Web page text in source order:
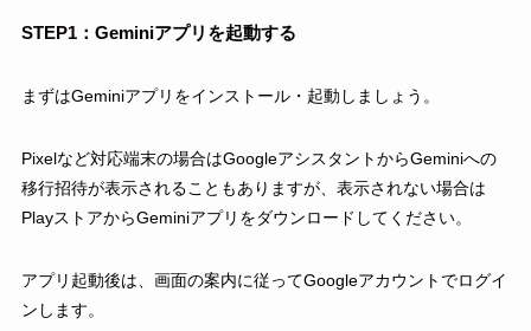
STEP1：Geminiアプリを起動する
まずはGeminiアプリをインストール・起動しましょう。
Pixelなど対応端末の場合はGoogleアシスタントからGeminiへの
移行招待が表示されることもありますが、表示されない場合は
PlayストアからGeminiアプリをダウンロードしてください。
アプリ起動後は、画面の案内に従ってGoogleアカウントでログイ
ンします。